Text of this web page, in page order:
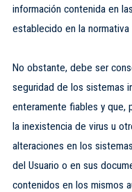
información contenida en
establecido en la
No obstante, debe ser
seguridad de los sistemas
enteramente fiables y que,
la inexistencia de virus u
alteraciones en los
del Usuario o en sus
contenidos en los mismos